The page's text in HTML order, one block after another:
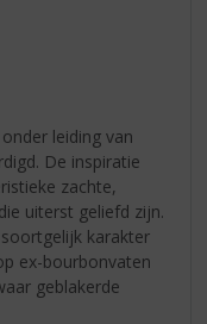
leiding van
De inspiratie
zachte,
uiterst geliefd zijn.
karakter
ex-bourbonvaten
geblakerde